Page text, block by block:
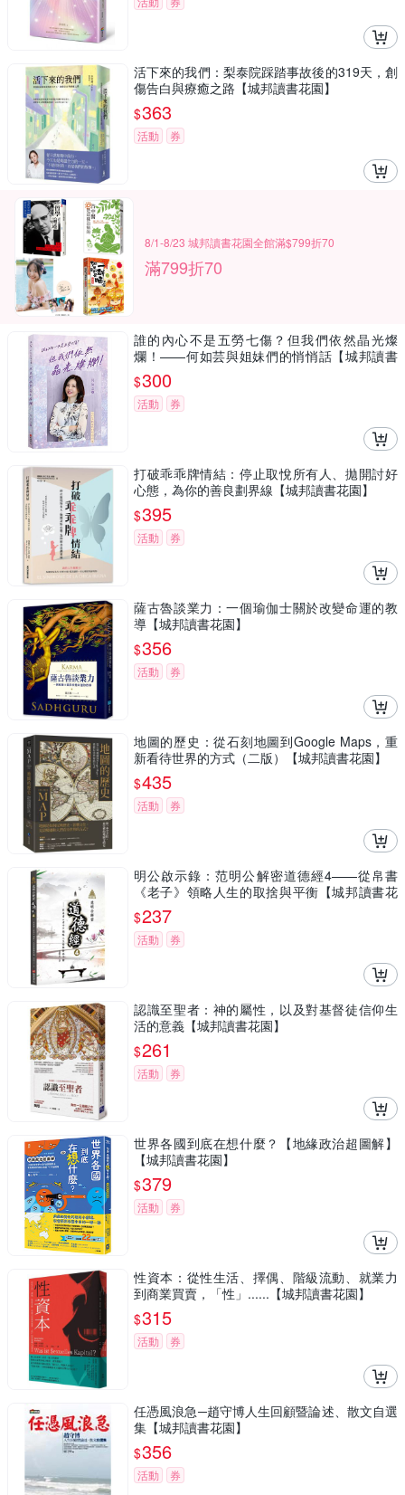
活下來的我們：梨泰院踩踏事故後的319天，創
傷告白與療癒之路【城邦讀書花園】
$363
活動 券
8/1-8/23 城邦讀書花園全館滿$799折70
滿799折70
誰的內心不是五勞七傷？但我們依然晶光燦
爛！——何如芸與姐妹們的悄悄話【城邦讀書
花園】
$300
活動 券
打破乖乖牌情結：停止取悅所有人、拋開討好
心態，為你的善良劃界線【城邦讀書花園】
$395
活動 券
薩古魯談業力：一個瑜伽士關於改變命運的教
導【城邦讀書花園】
$356
活動 券
地圖的歷史：從石刻地圖到Google Maps，重
新看待世界的方式（二版）【城邦讀書花園】
$435
活動 券
明公啟示錄：范明公解密道德經4——從帛書
《老子》領略人生的取捨與平衡【城邦讀書花
園】
$237
活動 券
認識至聖者：神的屬性，以及對基督徒信仰生
活的意義【城邦讀書花園】
$261
活動 券
世界各國到底在想什麼？【地緣政治超圖解】
【城邦讀書花園】
$379
活動 券
性資本：從性生活、擇偶、階級流動、就業力
到商業買賣，「性」......【城邦讀書花園】
$315
活動 券
任憑風浪急─趙守博人生回顧暨論述、散文自選
集【城邦讀書花園】
$356
活動 券